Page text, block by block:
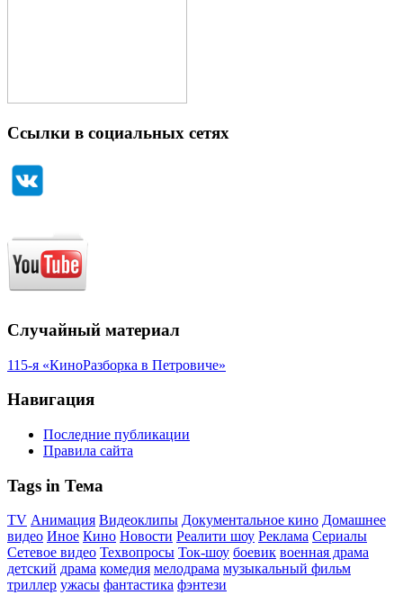
Ссылки в социальных сетях
Случайный материал
115-я «КиноРазборка в Петровиче»
Навигация
Последние публикации
Правила сайта
Tags in Тема
TV Анимация Видеоклипы Документальное кино Домашнее
видео Иное Кино Новости Реалити шоу Реклама Сериалы
Сетевое видео Техвопросы Ток-шоу боевик военная драма
детский драма комедия мелодрама музыкальный фильм
триллер ужасы фантастика фэнтези